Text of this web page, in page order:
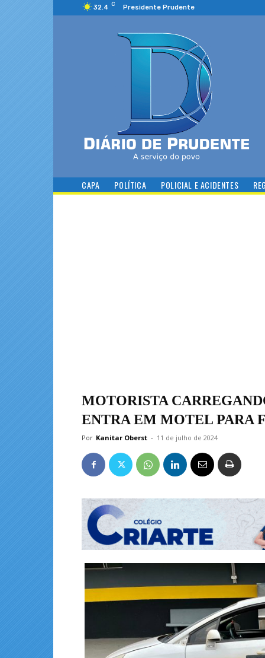
32.4 C Presidente Prudente
CAPA POLÍTICA POLICIAL E ACIDENTES
MOTORISTA
ENTRA EM MOTEL PARA
Por Kanitar Oberst - 11 de julho de 2024